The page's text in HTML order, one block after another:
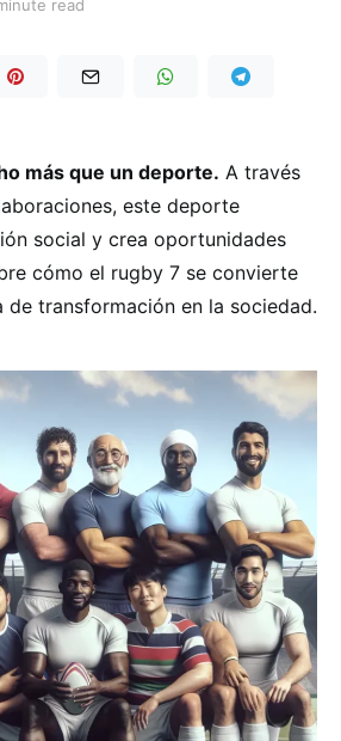
read
más que un deporte. A través
este deporte
social y crea oportunidades
cómo el rugby 7 se convierte
de transformación en la sociedad.